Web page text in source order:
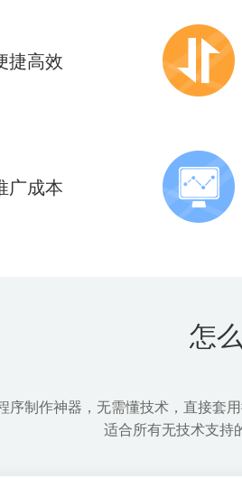
捷高效
助力全面
广成本
怎
序制作神器，无需懂技术，直接套
适合所有无技术支持